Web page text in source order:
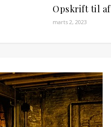
Opskrift til
marts 2, 2023